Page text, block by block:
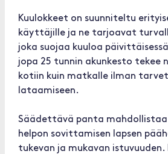
Kuulokkeet on suunniteltu
käyttäjille ja ne tarjoavat
joka suojaa kuuloa
jopa 25 tunnin akunkesto tekee
kotiin kuin matkalle ilman
lataamiseen.
Säädettävä panta mahdollistaa
helpon sovittamisen lapsen
tukevan ja mukavan istuvuuden.